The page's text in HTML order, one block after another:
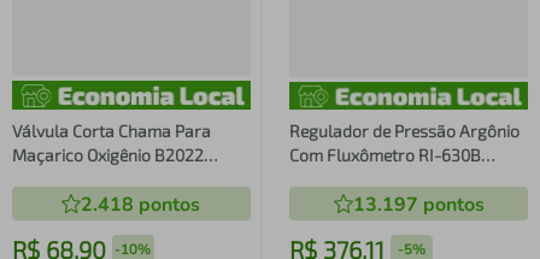
Válvula Corta Chama Para
Maçarico Oxigênio B2022
2.418 pontos
R$ 68,90 -10%
Regulador de Pressão Argônio
Com Fluxômetro RI-630B
13.197 pontos
R$ 376,11 -5%